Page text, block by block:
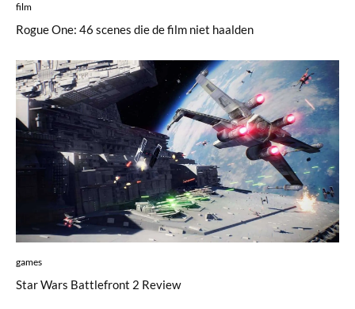
film
Rogue One: 46 scenes die de film niet haalden
games
Star Wars Battlefront 2 Review